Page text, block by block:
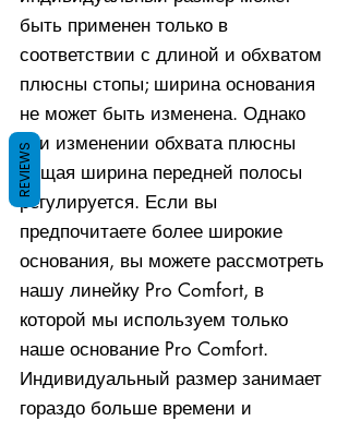
быть применен только в
соответствии с длиной и обхватом
плюсны стопы; ширина основания
не может быть изменена. Однако
при изменении обхвата плюсны
общая ширина передней полосы
регулируется. Если вы
предпочитаете более широкие
основания, вы можете рассмотреть
нашу линейку Pro Comfort, в
которой мы используем только
наше основание Pro Comfort.
Индивидуальный размер занимает
гораздо больше времени и
REVIEWS